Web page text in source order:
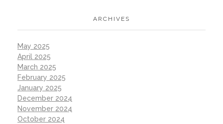
ARCHIVES
May 2025
April 2025
March 2025
February 2025
January 2025
December 2024
November 2024
October 2024